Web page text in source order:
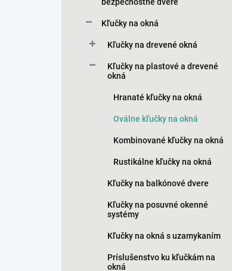
Kľučky na okná
Kľučky na drevené okná
Kľučky na plastové a drevené
okná
Hranaté kľučky na okná
Oválne kľučky na okná
Kombinované kľučky na okná
Rustikálne kľučky na okná
Kľučky na balkónové dvere
Kľučky na posuvné okenné
systémy
Kľučky na okná s uzamykaním
Príslušenstvo ku kľučkám na
okná